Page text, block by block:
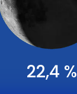
22,4 %